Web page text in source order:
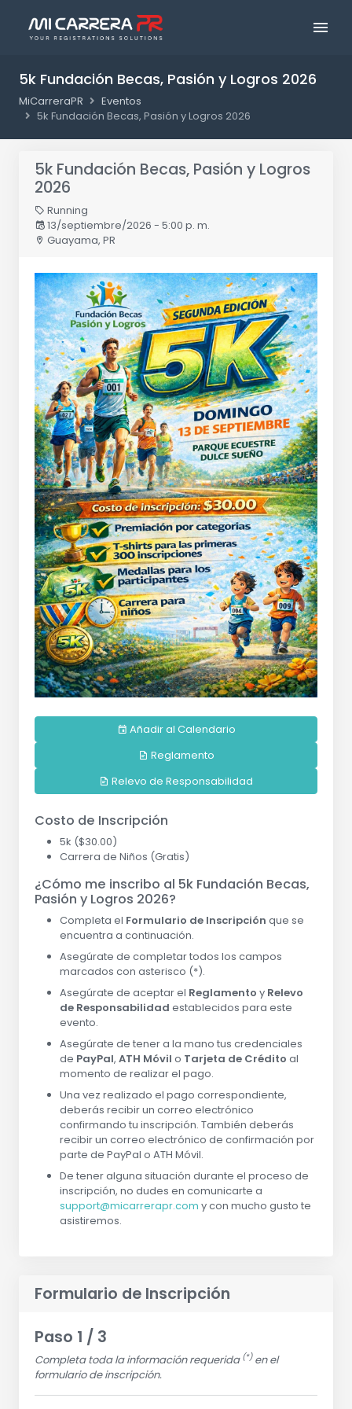
5k Fundación Becas, Pasión y Logros 2026
MiCarreraPR
Eventos
5k Fundación Becas, Pasión y Logros 2026
5k Fundación Becas, Pasión y Logros
2026
Running
13/septiembre/2026 - 5:00 p. m.
Guayama, PR
Añadir al Calendario
Reglamento
Relevo de Responsabilidad
Costo de Inscripción
5k ($30.00)
Carrera de Niños (Gratis)
¿Cómo me inscribo al 5k Fundación Becas,
Pasión y Logros 2026?
Completa el Formulario de Inscripción que se
encuentra a continuación.
Asegúrate de completar todos los campos
marcados con asterisco (*).
Asegúrate de aceptar el Reglamento y Relevo
de Responsabilidad establecidos para este
evento.
Asegúrate de tener a la mano tus credenciales
de PayPal, ATH Móvil o Tarjeta de Crédito al
momento de realizar el pago.
Una vez realizado el pago correspondiente,
deberás recibir un correo electrónico
confirmando tu inscripción. También deberás
recibir un correo electrónico de confirmación por
parte de PayPal o ATH Móvil.
De tener alguna situación durante el proceso de
inscripción, no dudes en comunicarte a
support@micarrerapr.com y con mucho gusto te
asistiremos.
Formulario de Inscripción
Paso 1 / 3
Completa toda la información requerida (*)en el
formulario de inscripción.